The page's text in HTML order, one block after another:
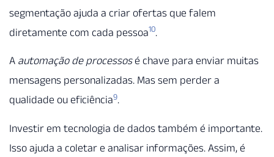
segmentação ajuda a criar ofertas que falem
diretamente com cada pessoa10.
A automação de processosé chave para enviar muitas
mensagens personalizadas. Mas sem perder a
qualidade ou eficiência9.
Investir em tecnologia de dados também é importante.
Isso ajuda a coletar e analisar informações. Assim, é